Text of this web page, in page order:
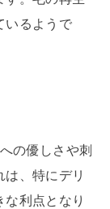
いるようで
の優しさや刺
、特にデリ
利点となり